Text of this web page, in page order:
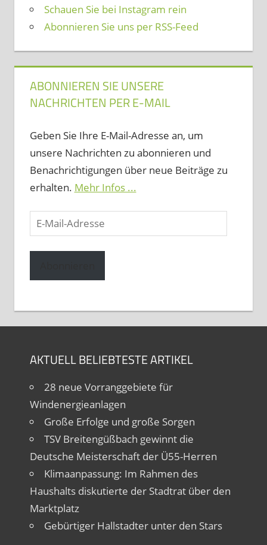
Schauen Sie bei Instagram rein
Abonnieren Sie uns per RSS-Feed
ABONNIEREN SIE UNSERE
NACHRICHTEN PER E-MAIL
Geben Sie Ihre E-Mail-Adresse an, um
unsere Nachrichten zu abonnieren und
Benachrichtigungen über neue Beiträge zu
erhalten. Mehr Infos ...
E-
Mail-
Adresse
AKTUELL BELIEBTESTE ARTIKEL
28 neue Vorranggebiete für
Windenergieanlagen
Große Erfolge und große Sorgen
TSV Breitengüßbach gewinnt die
Deutsche Meisterschaft der Ü55-Herren
Klimaanpassung: Im Rahmen des
Haushalts diskutierte der Stadtrat über den
Marktplatz
Gebürtiger Hallstadter unter den Stars